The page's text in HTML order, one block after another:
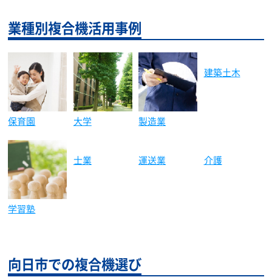
業種別複合機活用事例
保育園 大学 製造業
建築土木
学習塾
介護
向日市での複合機選び